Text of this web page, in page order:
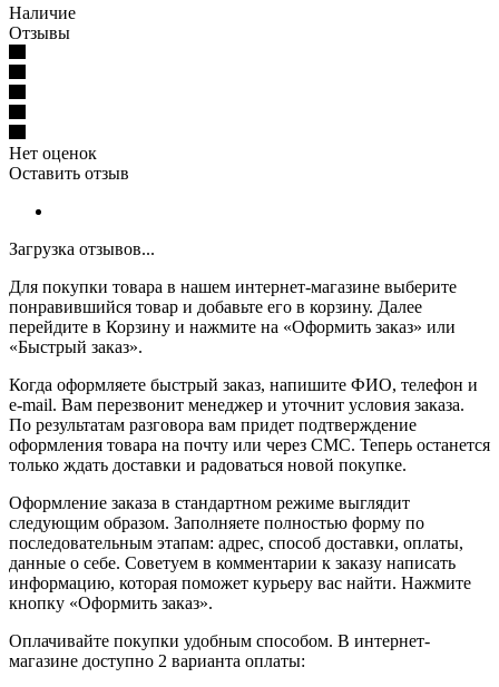
Наличие
Отзывы
Нет оценок
Оставить отзыв
Загрузка отзывов...
Для покупки товара в нашем интернет-магазине выберите
понравившийся товар и добавьте его в корзину. Далее
перейдите в Корзину и нажмите на «Оформить заказ» или
«Быстрый заказ».
Когда оформляете быстрый заказ, напишите ФИО, телефон и
e-mail. Вам перезвонит менеджер и уточнит условия заказа.
По результатам разговора вам придет подтверждение
оформления товара на почту или через СМС. Теперь останется
только ждать доставки и радоваться новой покупке.
Оформление заказа в стандартном режиме выглядит
следующим образом. Заполняете полностью форму по
последовательным этапам: адрес, способ доставки, оплаты,
данные о себе. Советуем в комментарии к заказу написать
информацию, которая поможет курьеру вас найти. Нажмите
кнопку «Оформить заказ».
Оплачивайте покупки удобным способом. В интернет-
магазине доступно 2 варианта оплаты: